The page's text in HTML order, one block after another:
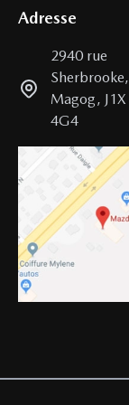
Adresse
2940 rue
Sherbrooke,
Magog, J1X
4G4